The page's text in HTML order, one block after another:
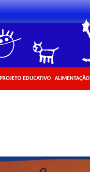
PROJETO EDUCATIVO ALIMENTAÇÃO